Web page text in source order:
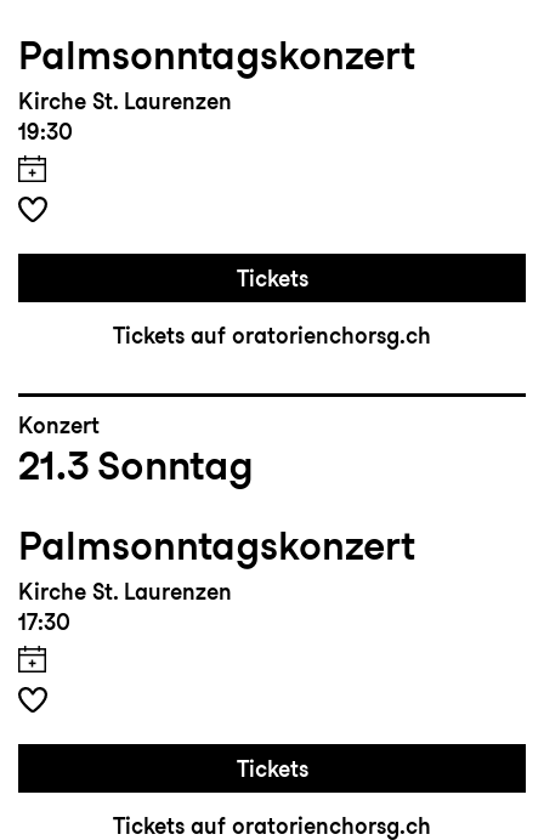
Palmsonntagskonzert
Kirche St. Laurenzen
19:30
Tickets
Tickets auf oratorienchorsg.ch
Konzert
21.3 Sonntag
Palmsonntagskonzert
Kirche St. Laurenzen
17:30
Tickets
Tickets auf oratorienchorsg.ch